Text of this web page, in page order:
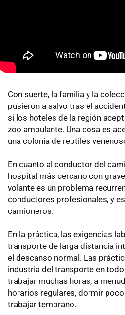
Con suerte, la familia y la
pusieron a salvo tras el
si los hoteles de la región
zoo ambulante. Una cosa es
una colonia de reptiles
En cuanto al conductor del
hospital más cercano con
volante es un problema
conductores profesionales, y
camioneros.
En la práctica, las exigencias
transporte de larga distancia
el descanso normal. Las
industria del transporte en
trabajar muchas horas, a
horarios regulares, dormir
trabajar temprano.